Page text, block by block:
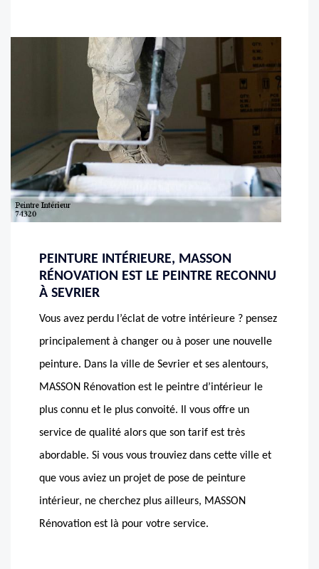
PEINTURE INTÉRIEURE, MASSON
RÉNOVATION EST LE PEINTRE RECONNU
À SEVRIER
Vous avez perdu l’éclat de votre intérieure ? pensez
principalement à changer ou à poser une nouvelle
peinture. Dans la ville de Sevrier et ses alentours,
MASSON Rénovation est le peintre d’intérieur le
plus connu et le plus convoité. Il vous offre un
service de qualité alors que son tarif est très
abordable. Si vous vous trouviez dans cette ville et
que vous aviez un projet de pose de peinture
intérieur, ne cherchez plus ailleurs, MASSON
Rénovation est là pour votre service.